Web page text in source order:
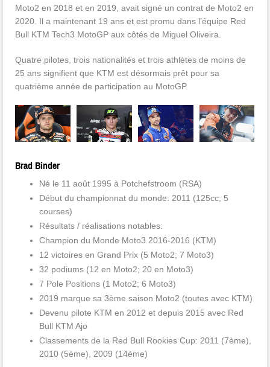
Moto2 en 2018 et en 2019, avait signé un contrat de Moto2 en
2020. Il a maintenant 19 ans et est promu dans l’équipe Red
Bull KTM Tech3 MotoGP aux côtés de Miguel Oliveira.
Quatre pilotes, trois nationalités et trois athlètes de moins de
25 ans signifient que KTM est désormais prêt pour sa
quatrième année de participation au MotoGP.
Brad Binder
Né le 11 août 1995 à Potchefstroom (RSA)
Début du championnat du monde: 2011 (125cc; 5
courses)
Résultats / réalisations notables:
Champion du Monde Moto3 2016-2016 (KTM)
12 victoires en Grand Prix (5 Moto2; 7 Moto3)
32 podiums (12 en Moto2; 20 en Moto3)
7 Pole Positions (1 Moto2; 6 Moto3)
2019 marque sa 3ème saison Moto2 (toutes avec KTM)
Devenu pilote KTM en 2012 et depuis 2015 avec Red
Bull KTM Ajo
Classements de la Red Bull Rookies Cup: 2011 (7ème),
2010 (5ème), 2009 (14ème)